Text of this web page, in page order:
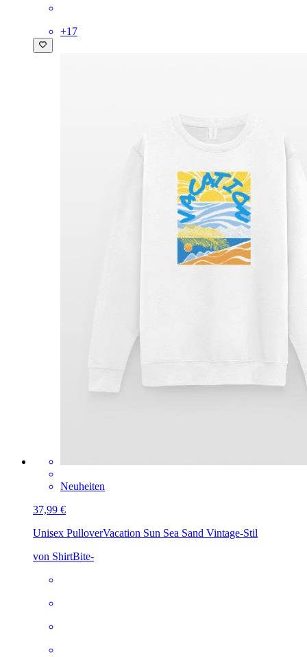
+17
Neuheiten
37,99 €
Unisex PulloverVacation Sun Sea Sand Vintage-Stil
von ShirtBite-